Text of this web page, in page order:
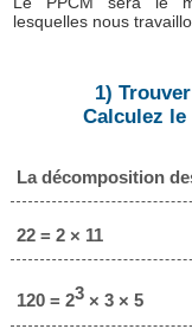
lesquelles nous
1)
Calculez le
La décomposition
22 = 2 × 11
120 = 23 × 3 × 5